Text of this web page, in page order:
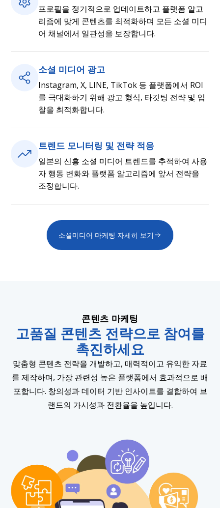
프로필을 정기적으로 업데이트하고 플랫폼 알고
리즘에 맞게 콘텐츠를 최적화하며 모든 소셜 미디
어 채널에서 일관성을 보장합니다.
소셜 미디어 광고
Instagram, X, LINE, TikTok 등 플랫폼에서 ROI
를 극대화하기 위해 광고 형식, 타깃팅 전략 및 입
찰을 최적화합니다.
트렌드 모니터링 및 전략 적응
일본의 신흥 소셜 미디어 트렌드를 추적하여 사용
자 행동 변화와 플랫폼 알고리즘에 앞서 전략을
조정합니다.
소셜미디어 마케팅 자세히 보기
콘텐츠 마케팅
고품질 콘텐츠 전략으로 참여를
촉진하세요
맞춤형 콘텐츠 전략을 개발하고, 매력적이고 유익한 자료
를 제작하며, 가장 관련성 높은 플랫폼에서 효과적으로 배
포합니다. 창의성과 데이터 기반 인사이트를 결합하여 브
랜드의 가시성과 전환율을 높입니다.